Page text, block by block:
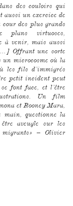
des couloirs qui
aussi un exercice de
des plus grands
plans virtuoses,
à venir, mais aussi
Offrant une sorte
microcosme où la
les fils d’immigrés
petit incident peut
font face, et l’être
Un film
et Rooney Mara,
main, questionne la
aveugle sur les
– Olivier